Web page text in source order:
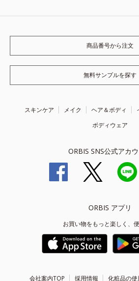
商品番号から注文
無料サンプルを探す
スキンケア メイク ヘア＆ボディ
ボディウェア
ORBIS SNS公式アカ
ORBIS アプリ
お買い物をもっと楽しく、
会社案内TOP 採用情報 化粧品の